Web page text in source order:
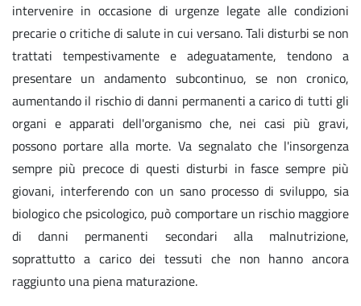
intervenire in occasione di urgenze legate alle condizioni
precarie o critiche di salute in cui versano. Tali disturbi se non
trattati tempestivamente e adeguatamente, tendono a
presentare un andamento subcontinuo, se non cronico,
aumentando il rischio di danni permanenti a carico di tutti gli
organi e apparati dell'organismo che, nei casi più gravi,
possono portare alla morte. Va segnalato che l'insorgenza
sempre più precoce di questi disturbi in fasce sempre più
giovani, interferendo con un sano processo di sviluppo, sia
biologico che psicologico, può comportare un rischio maggiore
di danni permanenti secondari alla malnutrizione,
soprattutto a carico dei tessuti che non hanno ancora
raggiunto una piena maturazione.